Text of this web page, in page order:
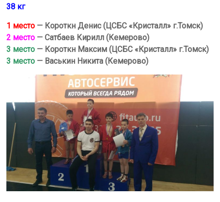
38 кг
1 место — Короткн Денис (ЦСБС «Кристалл» г.Томск)
2 место — Сатбаев Кирилл (Кемерово)
3 место — Короткн Максим (ЦСБС «Кристалл» г.Томск)
3 место — Васькин Никита(Кемерово)